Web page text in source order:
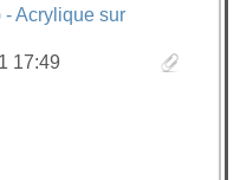
- Acrylique sur
17:49